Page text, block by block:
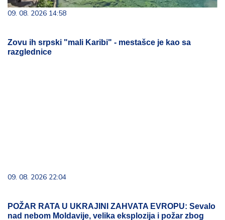
09. 08. 2026 14:58
Zovu ih srpski "mali Karibi" - mestašce je kao sa
razglednice
09. 08. 2026 22:04
POŽAR RATA U UKRAJINI ZAHVATA EVROPU: Sevalo
nad nebom Moldavije, velika eksplozija i požar zbog